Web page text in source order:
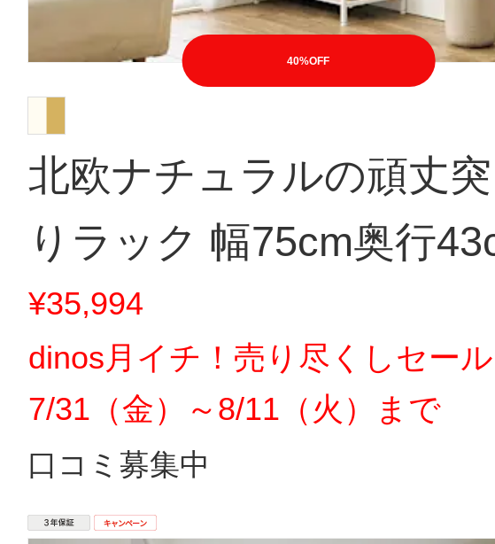
40%OFF
北欧ナチュラルの頑丈
りラック 幅75cm奥行
¥35,994
dinos月イチ！売り尽くしセール
7/31（金）～8/11（火）まで
口コミ募集中